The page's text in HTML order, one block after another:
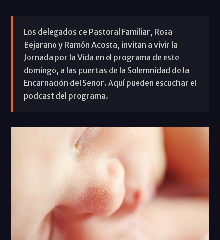
Los delegados de Pastoral Familiar, Rosa
Bejarano y Ramón Acosta, invitan a vivir la
Jornada por la Vida en el programa de este
domingo, a las puertas de la Solemnidad de la
Encarnación del Señor. Aquí pueden escuchar el
podcast del programa.